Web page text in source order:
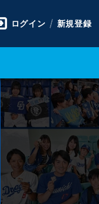
ログイン 新規登録